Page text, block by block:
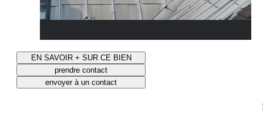
EN SAVOIR + SUR CE BIEN
prendre contact
envoyer à un contact